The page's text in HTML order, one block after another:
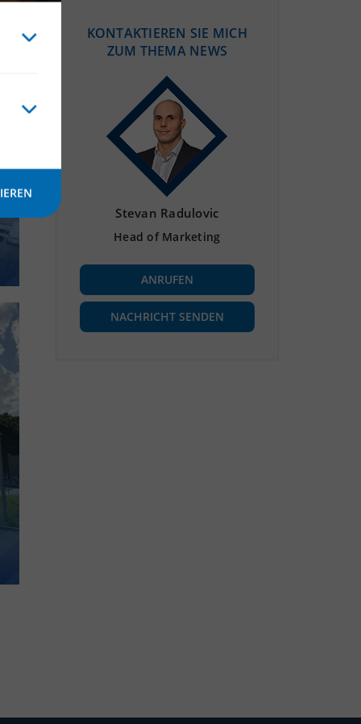
KONTAKTIEREN SIE MICH
ZUM THEMA NEWS
Stevan Radulovic
Head of Marketing
ANRUFEN
NACHRICHT SENDEN